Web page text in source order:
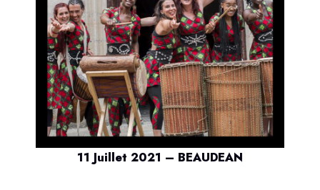
11 Juillet 2021 – BEAUDEAN